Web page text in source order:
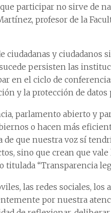
participar no sirve de
profesor de la
ciudadanas y ciudadanos
persisten las
en el ciclo de
y la protección de datos
parlamento abierto y
o hacen más
de que nuestra voz sí
sino que crean que
titulada “Transparencia
las redes sociales,
por nuestra